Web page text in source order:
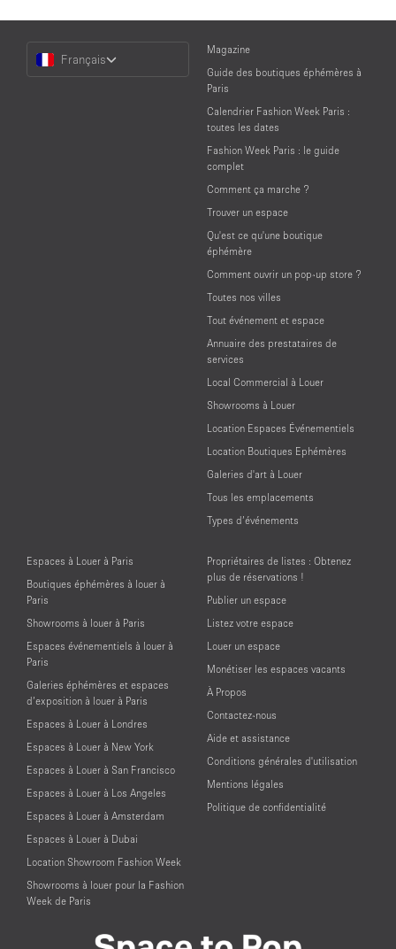
Language
Français
Magazine
Guide des boutiques éphémères à
Paris
Calendrier Fashion Week Paris :
toutes les dates
Fashion Week Paris : le guide
complet
Comment ça marche ?
Trouver un espace
Qu'est ce qu'une boutique
éphémère
Comment ouvrir un pop-up store ?
Toutes nos villes
Tout événement et espace
Annuaire des prestataires de
services
Local Commercial à Louer
Showrooms à Louer
Location Espaces Événementiels
Location Boutiques Ephémères
Galeries d'art à Louer
Tous les emplacements
Types d’événements
Espaces à Louer à Paris
Boutiques éphémères à louer à
Paris
Showrooms à louer à Paris
Espaces événementiels à louer à
Paris
Galeries éphémères et espaces
d’exposition à louer à Paris
Espaces à Louer à Londres
Espaces à Louer à New York
Espaces à Louer à San Francisco
Espaces à Louer à Los Angeles
Espaces à Louer à Amsterdam
Espaces à Louer à Dubai
Location Showroom Fashion Week
Showrooms à louer pour la Fashion
Week de Paris
Propriétaires de listes : Obtenez
plus de réservations !
Publier un espace
Listez votre espace
Louer un espace
Monétiser les espaces vacants
À Propos
Contactez-nous
Aide et assistance
Conditions générales d'utilisation
Mentions légales
Politique de confidentialité